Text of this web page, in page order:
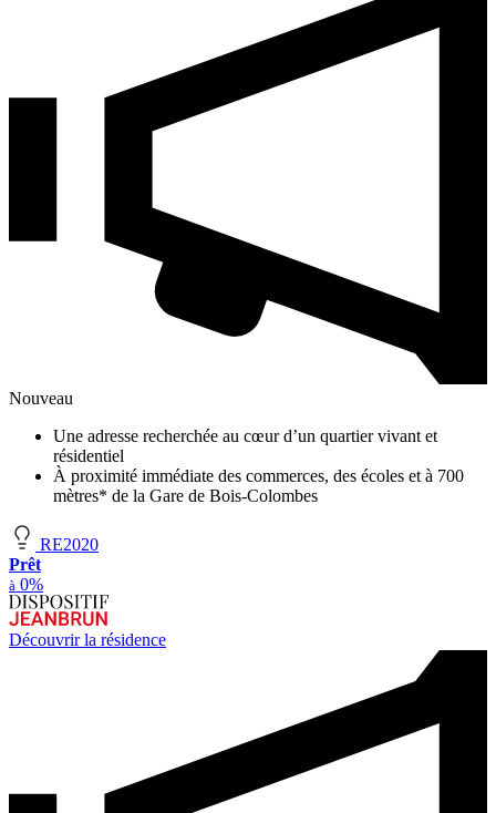
Nouveau
Une adresse recherchée au cœur d’un quartier vivant et
résidentiel
À proximité immédiate des commerces, des écoles et à 700
mètres* de la Gare de Bois-Colombes
RE2020
Prêt
à 0%
Découvrir la résidence